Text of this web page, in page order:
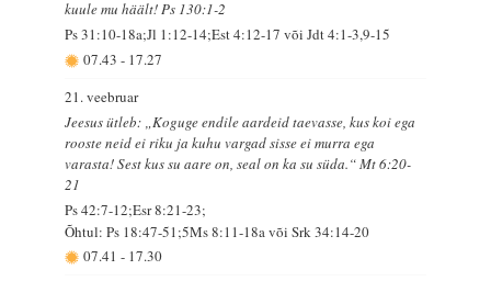
kuule mu häält! Ps 130:1-2
Ps 31:10-18a;Jl 1:12-14;Est 4:12-17 või Jdt 4:1-3,9-15
07.43- 17.27
21. veebruar
Jeesus ütleb: „Koguge endile aardeid taevasse, kus koi ega
rooste neid ei riku ja kuhu vargad sisse ei murra ega
varasta! Sest kus su aare on, seal on ka su süda.“ Mt 6:20-
21
Ps 42:7-12;Esr 8:21-23;
Õhtul: Ps 18:47-51;5Ms 8:11-18a või Srk 34:14-20
07.41- 17.30